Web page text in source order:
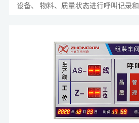
设备、 物料、质量状态进行呼叫记录